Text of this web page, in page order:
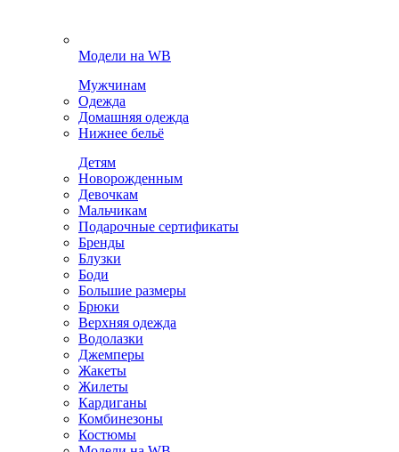
Модели на WB
Мужчинам
Одежда
Домашняя одежда
Нижнее бельё
Детям
Новорожденным
Девочкам
Мальчикам
Подарочные сертификаты
Бренды
Блузки
Боди
Большие размеры
Брюки
Верхняя одежда
Водолазки
Джемперы
Жакеты
Жилеты
Кардиганы
Комбинезоны
Костюмы